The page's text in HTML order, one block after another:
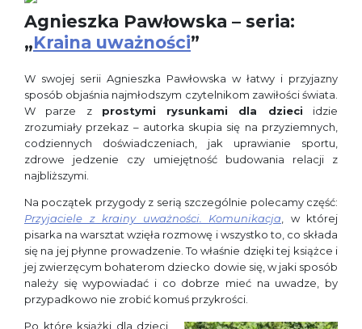
Agnieszka Pawłowska – seria:
„Kraina uważności”
W swojej serii Agnieszka Pawłowska w łatwy i przyjazny
sposób objaśnia najmłodszym czytelnikom zawiłości świata.
W parze z prostymi rysunkami dla dzieci idzie
zrozumiały przekaz – autorka skupia się na przyziemnych,
codziennych doświadczeniach, jak uprawianie sportu,
zdrowe jedzenie czy umiejętność budowania relacji z
najbliższymi.
Na początek przygody z serią szczególnie polecamy część:
Przyjaciele z krainy uważności. Komunikacja , w której
pisarka na warsztat wzięła rozmowę i wszystko to, co składa
się na jej płynne prowadzenie. To właśnie dzięki tej książce i
jej zwierzęcym bohaterom dziecko dowie się, w jaki sposób
należy się wypowiadać i co dobrze mieć na uwadze, by
przypadkowo nie zrobić komuś przykrości.
Po które książki dla dzieci